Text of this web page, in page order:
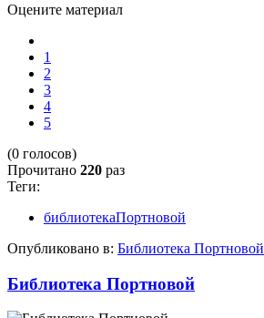
Оцените материал
1
2
3
4
5
(0 голосов)
Прочитано 220 раз
Теги:
библиотекаПортновой
Опубликовано в: Библиотека Портновой
Библиотека Портновой